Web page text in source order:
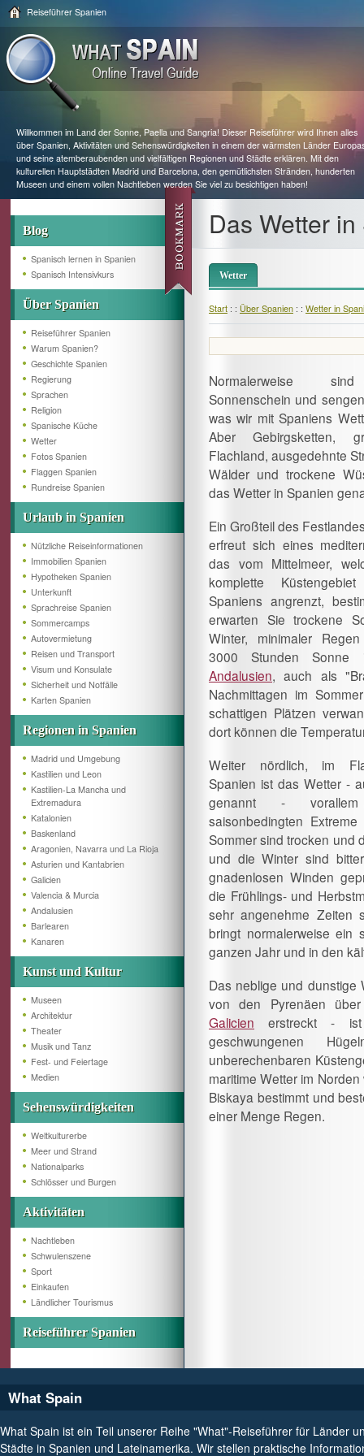
Reiseführer Spanien
Willkommen im Land der Sonne, Paella und Sangria! Dieser Reiseführer wird Ihnen alles
über Spanien, Aktivitäten und Sehenswürdigkeiten in einem der wärmsten Länder
und seine atemberaubenden und vielfältigen Regionen und Städte erklären. Mit den
kulturellen Hauptstädten Madrid und Barcelona, den gemütlichsten Stränden, hunderten
Museen und einem vollen Nachtleben werden Sie viel zu besichtigen haben!
Blog
Spanisch lernen in Spanien
Spanisch Intensivkurs
Über Spanien
Reiseführer Spanien
Warum Spanien?
Geschichte Spanien
Regierung
Sprachen
Religion
Spanische Küche
Wetter
Fotos Spanien
Flaggen Spanien
Rundreise Spanien
Urlaub in Spanien
Nützliche Reiseinformationen
Immobilien Spanien
Hypotheken Spanien
Unterkunft
Sprachreise Spanien
Sommercamps
Autovermietung
Reisen und Transport
Visum und Konsulate
Sicherheit und Notfälle
Karten Spanien
Regionen in Spanien
Madrid und Umgebung
Kastilien und Leon
Kastilien-La Mancha und
Extremadura
Katalonien
Baskenland
Aragonien, Navarra und La Rioja
Asturien und Kantabrien
Galicien
Valencia & Murcia
Andalusien
Barlearen
Kanaren
Kunst und Kultur
Museen
Architektur
Theater
Musik und Tanz
Fest- und Feiertage
Medien
Sehenswürdigkeiten
Weltkulturerbe
Meer und Strand
Nationalparks
Schlösser und Burgen
Aktivitäten
Nachtleben
Schwulenszene
Sport
Einkaufen
Ländlicher Tourismus
Reiseführer Spanien
Das Wetter
Wetter
Start : : Über Spanien : : Wetter in
Normalerweise
Sonnenschein und
was wir mit Spaniens
Aber Gebirgsketten,
Flachland, ausgedehnte
Wälder und trockene
das Wetter in Spanien
Ein Großteil des
erfreut sich eines
das vom Mittelmeer,
komplette
Spaniens angrenzt,
erwarten Sie trockene
Winter, minimaler
3000 Stunden
Andalusien, auch als
Nachmittagen im
schattigen Plätzen
dort können die
Weiter nördlich, im
Spanien ist das Wetter -
genannt -
saisonbedingten
Sommer sind trocken und
und die Winter sind
gnadenlosen Winden
die Frühlings- und
sehr angenehme Zeiten
bringt normalerweise ein
ganzen Jahr und in den
Das neblige und dunstige
von den Pyrenäen
Galicien erstreckt -
geschwungenen
unberechenbaren
maritime Wetter im
Biskaya bestimmt und
einer Menge Regen.
What Spain
What Spain ist ein Teil unserer Reihe "What"-Reiseführer für Länder
Städte in Spanien und Lateinamerika. Wir stellen praktische